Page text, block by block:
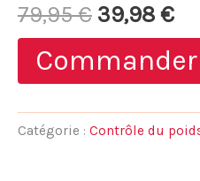
sur 5
basé sur
notations
client
79,95€ Le
prix
initial
était :
39,98 €Le
prix
Commander
Catégorie : Contrôle du